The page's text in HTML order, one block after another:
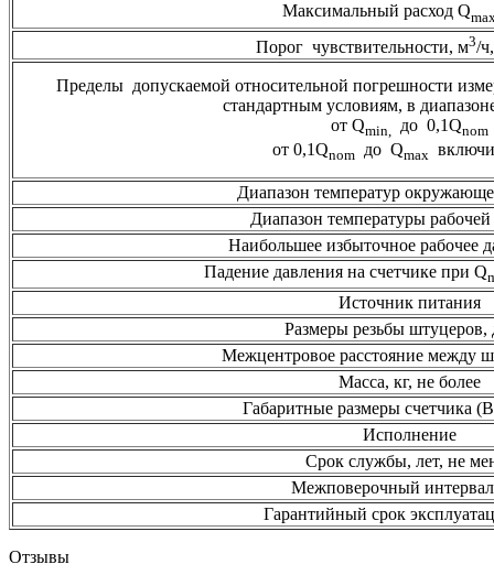
Максимальный расход Q
Порог чувствительности, м3/
Пределы допускаемой относительной погрешности
стандартным условиям, в
от Qmin, до 0,1Qnom
от 0,1Qnom до Qmax
Диапазон температур
Диапазон температуры
Наибольшее избыточное рабочее
Падение давления на счетчике при Q
Источник питания
Размеры резьбы
Межцентровое расстояние между
Масса, кг, не более
Габаритные размеры счетчика
Исполнение
Срок службы, лет, не
Межповерочный
Гарантийный срок
Отзывы